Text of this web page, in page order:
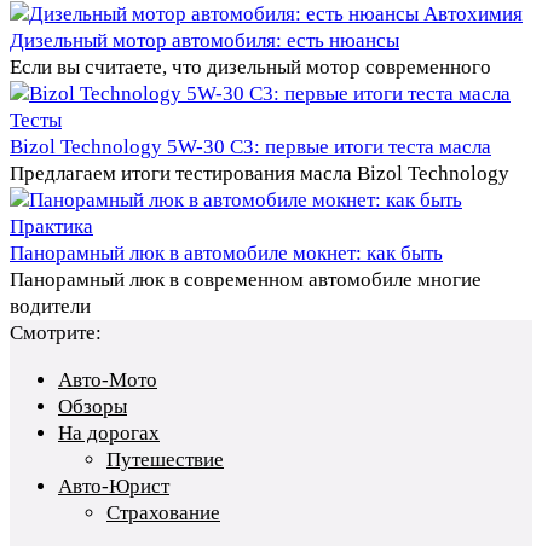
Автохимия
Дизельный мотор автомобиля: есть нюансы
Если вы считаете, что дизельный мотор современного
Тесты
Bizol Technology 5W-30 C3: первые итоги теста масла
Предлагаем итоги тестирования масла Bizol Technology
Практика
Панорамный люк в автомобиле мокнет: как быть
Панорамный люк в современном автомобиле многие
водители
Смотрите:
Авто-Мото
Обзоры
На дорогах
Путешествие
Авто-Юрист
Страхование